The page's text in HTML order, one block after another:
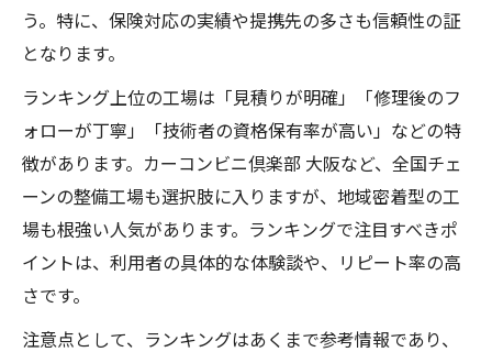
う。特に、保険対応の実績や提携先の多さも信頼性の証
となります。
ランキング上位の工場は「見積りが明確」「修理後のフ
ォローが丁寧」「技術者の資格保有率が高い」などの特
徴があります。カーコンビニ倶楽部 大阪など、全国チェ
ーンの整備工場も選択肢に入りますが、地域密着型の工
場も根強い人気があります。ランキングで注目すべきポ
イントは、利用者の具体的な体験談や、リピート率の高
さです。
注意点として、ランキングはあくまで参考情報であり、